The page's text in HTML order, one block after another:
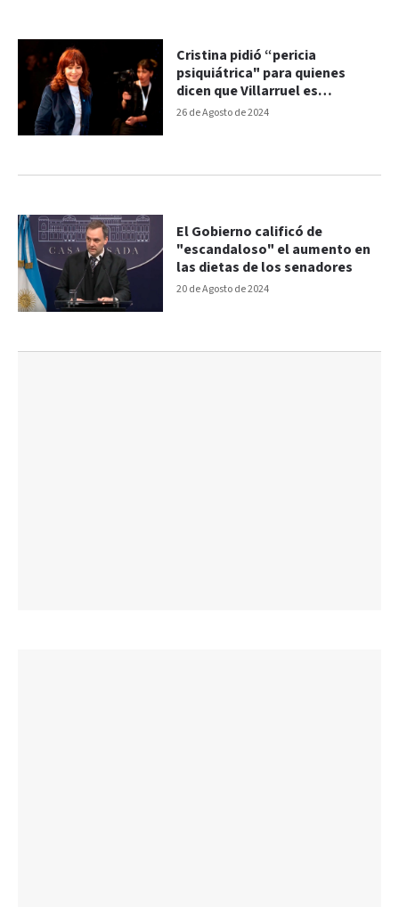
26 de Agosto de 2024
Cristina pidió “pericia
psiquiátrica" para quienes
dicen que Villarruel es
peronista
20 de Agosto de 2024
El Gobierno calificó de
"escandaloso" el aumento en
las dietas de los senadores